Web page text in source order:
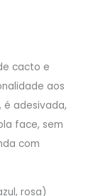
cacto e
aos
é adesivada,
face, sem
com
rosa)